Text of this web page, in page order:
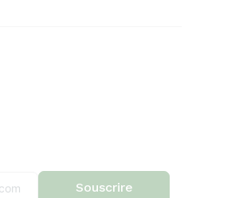
Souscrire